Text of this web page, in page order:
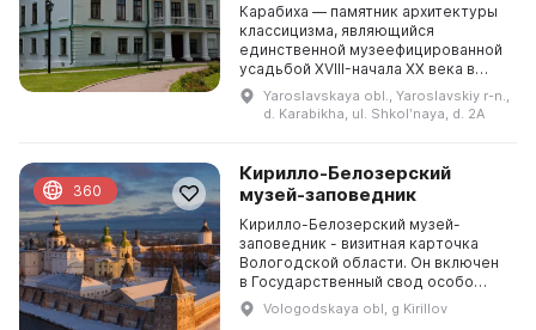
Карабиха — памятник архитектуры
классицизма, являющийся
единственной музеефицированной
усадьбой XVIII-начала XX века в
Ярославской области. Он включает
жилые и хозяйственные постройки,
два парка — рег...
Yaroslavskaya obl., Yaroslavskiy r-n.,
d. Karabikha, ul. Shkolʹnaya, d. 2A
Кирилло-Белозерский
музей-заповедник
Кирилло-Белозерский музей-
заповедник - визитная карточка
Вологодской области. Он включен
в Государственный свод особо
ценных объектов культурного
наследия Российской Федерации с
Vologodskaya obl, g Kirillov
360